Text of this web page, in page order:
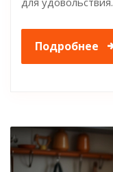
Подробнее